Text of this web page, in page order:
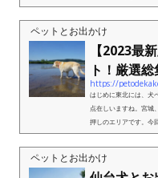
など幅広い食事のライ
ペットとお出かけ
【2023最
ト！厳選
https://
はじめに東北には、犬
点在しいますね。宮城
押しのエリアです。今
きるおすすめスポット
ペットとお出かけ